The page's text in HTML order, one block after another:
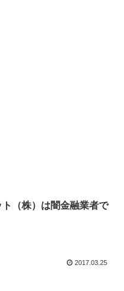
ト（株）は闇金融業者で
2017.03.25